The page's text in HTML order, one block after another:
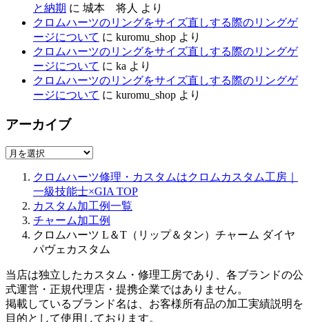
と納期 に 城本 将人 より
クロムハーツのリングをサイズ直しする際のリングゲ
ージについて に kuromu_shop より
クロムハーツのリングをサイズ直しする際のリングゲ
ージについて に ka より
クロムハーツのリングをサイズ直しする際のリングゲ
ージについて に kuromu_shop より
アーカイブ
ア
クロムハーツ修理・カスタムはクロムカスタム工房｜
一級技能士×GIA TOP
カスタム加工例一覧
チャーム加工例
クロムハーツ L＆T（リップ＆タン）チャーム ダイヤ
パヴェカスタム
当店は独立したカスタム・修理工房であり、各ブランドの公
式運営・正規代理店・提携企業ではありません。
掲載しているブランド名は、お客様所有品の加工実績説明を
目的として使用しております。